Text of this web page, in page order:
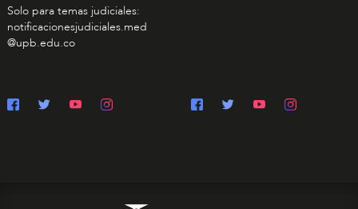
Solo para temas judiciales:
notificacionesjudiciales.med
@upb.edu.co